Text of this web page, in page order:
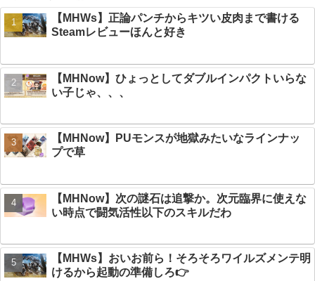
【MHWs】正論パンチからキツい皮肉まで書ける
Steamレビューほんと好き
【MHNow】ひょっとしてダブルインパクトいらな
い子じゃ、、、
【MHNow】PUモンスが地獄みたいなラインナッ
プで草
【MHNow】次の謎石は追撃か。次元臨界に使えな
い時点で闘気活性以下のスキルだわ
【MHWs】おいお前ら！そろそろワイルズメンテ明
けるから起動の準備しろ👉